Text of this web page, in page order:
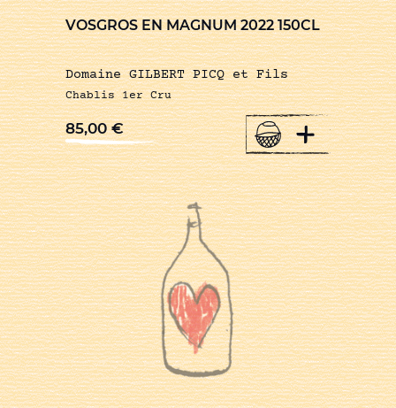
VOSGROS EN MAGNUM 2022 150CL
Domaine GILBERT PICQ et Fils
Chablis 1er Cru
85,00€ +